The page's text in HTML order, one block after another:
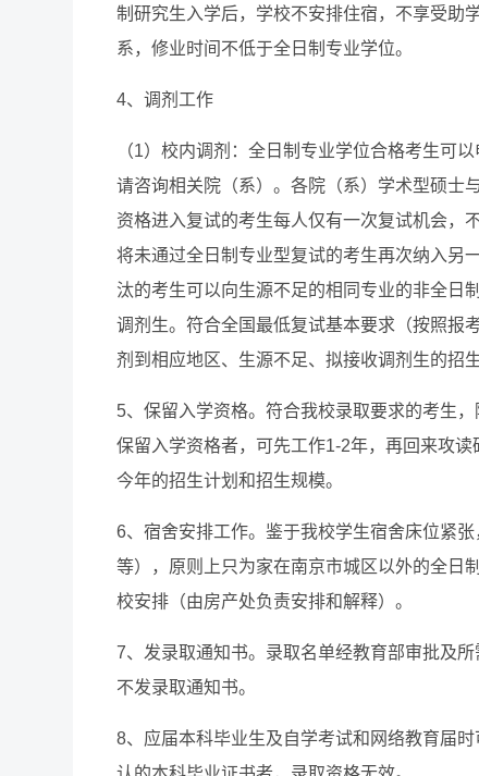
制研究生入学后，学校不安排住宿，不享受助
系，修业时间不低于全日制专业学位。
4、调剂工作
（1）校内调剂：全日制专业学位合格考生可
请咨询相关院（系）。各院（系）学术型硕士
资格进入复试的考生每人仅有一次复试机会，
将未通过全日制专业型复试的考生再次纳入另
汰的考生可以向生源不足的相同专业的非全
调剂生。符合全国最低复试基本要求（按照报
剂到相应地区、生源不足、拟接收调剂生的招生
5、保留入学资格。符合我校录取要求的考生
保留入学资格者，可先工作1-2年，再回来攻
今年的招生计划和招生规模。
6、宿舍安排工作。鉴于我校学生宿舍床位紧
等），原则上只为家在南京市城区以外的全日
校安排（由房产处负责安排和解释）。
7、发录取通知书。录取名单经教育部审批及
不发录取通知书。
8、应届本科毕业生及自学考试和网络教育届